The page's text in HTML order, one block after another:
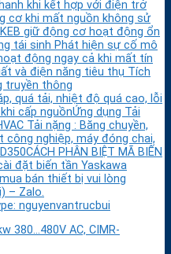
khi kết hợp với điện trở
cơ khi mất nguồn không sử
giữ động cơ hoạt động ổn
tái sinh Phát hiện sự cố mô
động ngay cả khi mất tín
và điện năng tiêu thụ Tích
truyền thông
quá tải, nhiệt độ quá cao, lỗi
cấp nguồnỨng dụng Tải
Tải nặng : Băng chuyền,
công nghiệp, máy đóng chai,
PHÂN BIỆT MÃ BIẾN
đặt biến tần Yaskawa
bán thiết bị vui lòng
– Zalo.
nguyenvantrucbui
380…480V AC, CIMR-